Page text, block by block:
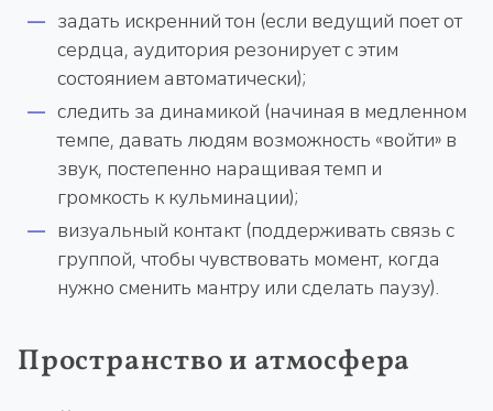
задать искренний тон (если ведущий поет от
сердца, аудитория резонирует с этим
состоянием автоматически);
следить за динамикой (начиная в медленном
темпе, давать людям возможность «войти» в
звук, постепенно наращивая темп и
громкость к кульминации);
визуальный контакт (поддерживать связь с
группой, чтобы чувствовать момент, когда
нужно сменить мантру или сделать паузу).
Пространство и атмосфера